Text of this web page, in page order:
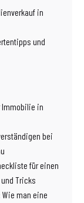
in
und
Immobilie in
bei
für einen
Tricks
man eine